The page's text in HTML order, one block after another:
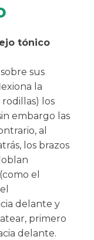
tónico
sus
la
rodillas) los
embargo las
al
los brazos
el
delante y
primero
delante.